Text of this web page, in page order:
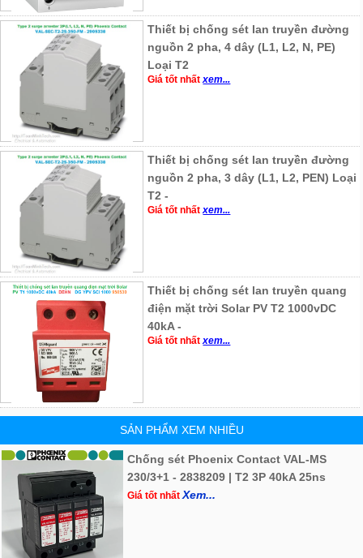
Thiết bị chống sét lan truyền đường
nguồn 2 pha, 4 dây (L1, L2, N, PE)
Loại T2
Giá tốt nhấtxem...
Thiết bị chống sét lan truyền đường
nguồn 2 pha, 3 dây (L1, L2, PEN) Loại
T2 -
Giá tốt nhấtxem...
Thiết bị chống sét lan truyền quang
điện mặt trời Solar PV T2 1000vDC
40kA -
Giá tốt nhấtxem...
SẢN PHẨM XEM NHIỀU
Chống sét Phoenix Contact VAL-MS
230/3+1 - 2838209 | T2 3P 40kA 25ns
Giá tốt nhấtXem...